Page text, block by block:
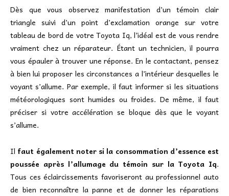
Dès que vous observez manifestation d’un témoin clair
triangle suivi d’un point d’exclamation orange sur votre
tableau de bord de votre Toyota Iq, l’idéal est de vous rendre
vraiment chez un réparateur. Étant un technicien, il pourra
vous épauler à trouver une réponse. En le contactant, pensez
à bien lui proposer les circonstances a l’intérieur desquelles le
voyant s’allume. Par exemple, il faut informer si les situations
météorologiques sont humides ou froides. De même, il faut
préciser si votre accélération se bloque dès que le voyant
s’allume.
Il faut également noter si la consommation d’essence est
poussée après l’allumage du témoin sur la Toyota Iq.
Tous ces éclaircissements favoriseront au professionnel auto
de bien reconnaître la panne et de donner les réparations